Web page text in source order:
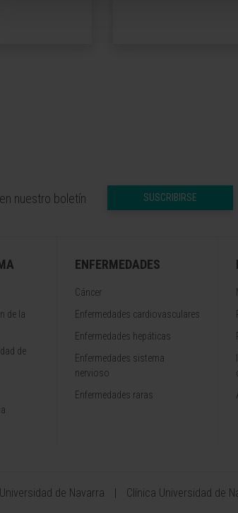
nuestro boletín SUSCRIBIRSE
de la
de
ENFERMEDADES
Cáncer
Enfermedades cardiovasculares
Enfermedades hepáticas
Enfermedades sistema
nervioso
Enfermedades raras
Universidad de Navarra Clínica Universidad de